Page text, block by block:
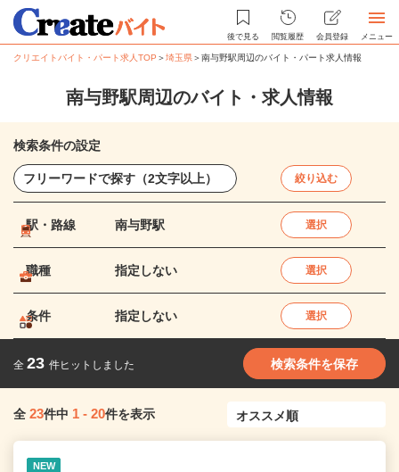
後で見る 閲覧履歴 会員登録 メニュー
クリエイトバイト・パート求人TOP ＞埼玉県＞南与野駅周辺のバイト・パート求人情報
南与野駅周辺のバイト・求人情報
検索条件の設定
絞り込む
駅・路線 南与野駅 選択
職種 指定しない 選択
条件 指定しない 選択
全 23 件ヒットしました 検索条件を保存
全 23件中 1 - 20件を表示
NEW